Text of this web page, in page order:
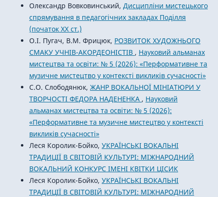
Олександр Вовковинський, Дисципліни мистецького
спрямування в педагогічних закладах Поділля
(початок XX ст.)
О.І. Пугач, В.М. Фрицюк, РОЗВИТОК ХУДОЖНЬОГО
СМАКУ УЧНІВ-АКОРДЕОНІСТІВ , Науковий альманах
мистецтва та освіти: № 5 (2026): «Перформативне та
музичне мистецтво у контексті викликів сучасності»
С.О. Слободянюк, ЖАНР ВОКАЛЬНОЇ МІНІАТЮРИ У
ТВОРЧОСТІ ФЕДОРА НАДЕНЕНКА , Науковий
альманах мистецтва та освіти: № 5 (2026):
«Перформативне та музичне мистецтво у контексті
викликів сучасності»
Леся Королик-Бойко, УКРАЇНСЬКІ ВОКАЛЬНІ
ТРАДИЦІЇ В СВІТОВІЙ КУЛЬТУРІ: МІЖНАРОДНИЙ
ВОКАЛЬНИЙ КОНКУРС ІМЕНІ КВІТКИ ЦІСИК
Леся Королик-Бойко, УКРАЇНСЬКІ ВОКАЛЬНІ
ТРАДИЦІЇ В СВІТОВІЙ КУЛЬТУРІ: МІЖНАРОДНИЙ